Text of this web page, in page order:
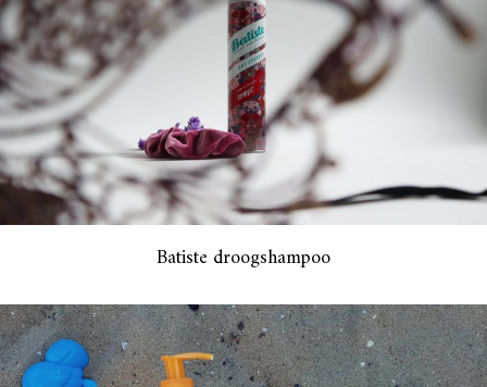
Batiste droogshampoo